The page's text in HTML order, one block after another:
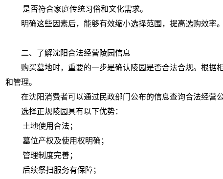
是否符合家庭传统习俗和文化需求。
明确这些因素后，能够有效缩小选择范围，提高选购效率。
二、了解沈阳合法经营陵园信息
购买墓地时，重要的一步是确认陵园是否合法合规。根
和管理。
在沈阳消费者可以通过民政部门公布的信息查询合法经营
选择正规陵园具有以下优势：
土地使用合法；
墓位产权及使用权明确；
管理制度完善；
后续祭扫服务有保障；